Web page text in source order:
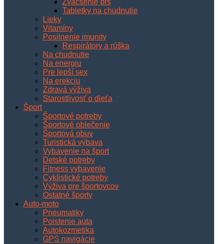
Zväčšenie pŕs
Tabletky na chudnutie
Lieky
Vitamíny
Posilnenie imunity
Respirátory a rúška
Na chudnutie
Na energiu
Pre lepší sex
Na erekciu
Zdravá výživa
Starostlivosť o dieťa
Šport
Športové potreby
Športové oblečenie
Športová obuv
Turistická výbava
Vybavenie na šport
Detské potreby
Fitness vybavenie
Cyklistické potreby
Výživa pre športovcov
Ostatné športy
Auto-moto
Pneumatiky
Poistenie auta
Autokozmetika
GPS navigácie